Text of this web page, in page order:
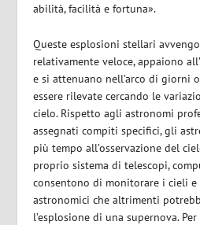
abilità, facilità e fortuna».
Queste esplosioni stellari
relativamente veloce, appaiono
e si attenuano nell’arco di giorni
essere rilevate cercando le
cielo. Rispetto agli astronomi
assegnati compiti specifici, gli
più tempo all’osservazione del
proprio sistema di telescopi,
consentono di monitorare i cieli e
astronomici che altrimenti
l’esplosione di una supernova.